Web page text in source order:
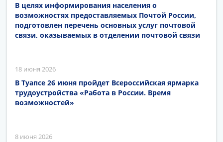
В целях информирования населения о
возможностях предоставляемых Почтой России,
подготовлен перечень основных услуг почтовой
связи, оказываемых в отделении почтовой связи
18 июня 2026
В Туапсе 26 июня пройдет Всероссийская ярмарка
трудоустройства «Работа в России. Время
возможностей»
8 июня 2026